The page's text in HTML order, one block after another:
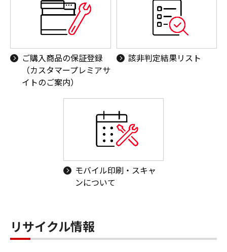
ご購入商品の保証登録
（カスタマープレミアサ
イトのご案内）
該非判定結果リスト
モバイル印刷・スキャ
ンについて
リサイクル情報